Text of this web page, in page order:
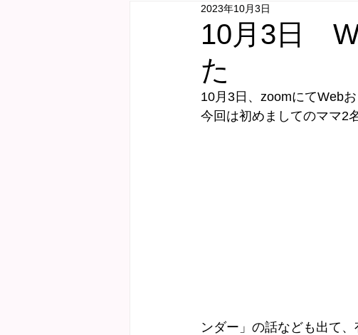
多胎プレママパパ教室
健診サポート
10月3日
た
2023年10月3日
10月3日、zoomにてWeb
今回は初めましてのママ2
ンダー」の話なども出て